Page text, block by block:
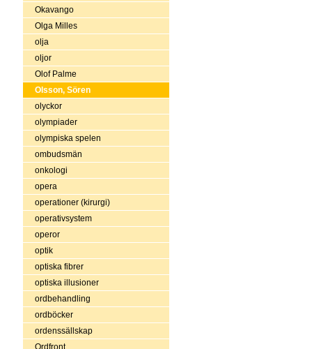
Okavango
Olga Milles
olja
oljor
Olof Palme
Olsson, Sören
olyckor
olympiader
olympiska spelen
ombudsmän
onkologi
opera
operationer (kirurgi)
operativsystem
operor
optik
optiska fibrer
optiska illusioner
ordbehandling
ordböcker
ordenssällskap
Ordfront